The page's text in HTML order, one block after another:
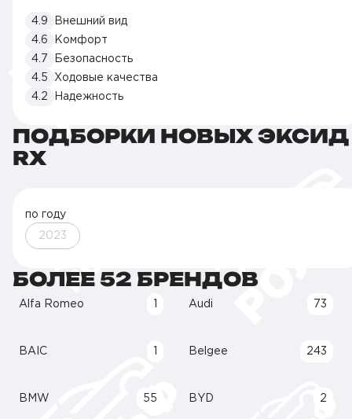
4.9
Внешний вид
4.6
Комфорт
4.7
Безопасность
4.5
Ходовые качества
4.2
Надежность
ПОДБОРКИ НОВЫХ ЭКСИД
RX
по году
2023
БОЛЕЕ 52 БРЕНДОВ
Alfa Romeo Audi 73
BAIC Belgee 243
BMW 55 BYD 2